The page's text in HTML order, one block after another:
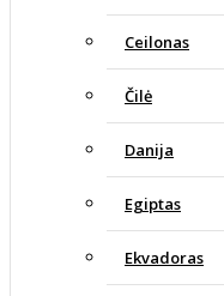
Ceilonas
Čilė
Danija
Egiptas
Ekvadoras